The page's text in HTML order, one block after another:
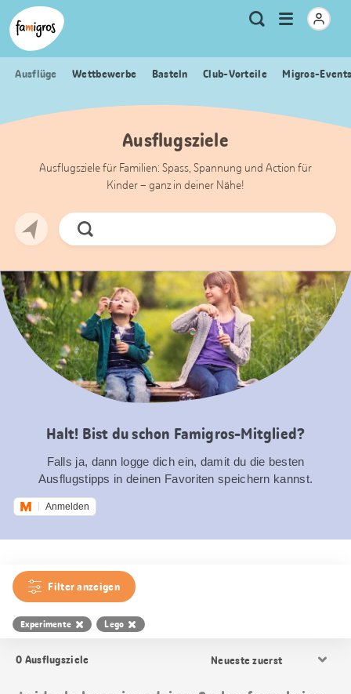
Sprungmarken
Navigation
Header
Logo
Meta
Navigation
Suche
Menu
öffnen
Ausflüge Wettbewerbe Basteln Club-Vorteile Migros-
Ausflugsziele
Ausflugsziele für Familien: Spass, Spannung und Action für
Kinder – ganz in deiner Nähe!
Jetzt
Suchen
Halt! Bist du schon Famigros-Mitglied?
Falls ja, dann logge dich ein, damit du die besten
Ausflugstipps in deinen Favoriten speichern kannst.
Anmelden
Filter anzeigen
Experimente Lego
0 Ausflugsziele
Sortierung